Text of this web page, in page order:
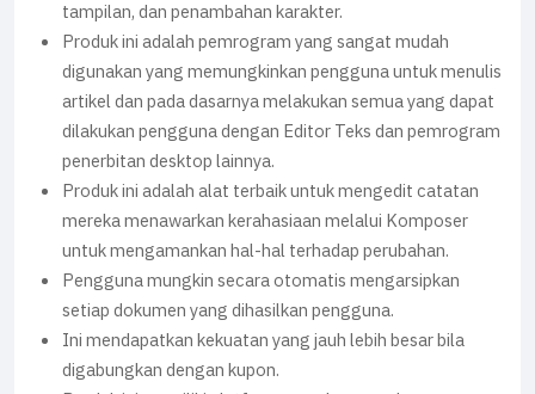
tampilan, dan penambahan karakter.
Produk ini adalah pemrogram yang sangat mudah
digunakan yang memungkinkan pengguna untuk menulis
artikel dan pada dasarnya melakukan semua yang dapat
dilakukan pengguna dengan Editor Teks dan pemrogram
penerbitan desktop lainnya.
Produk ini adalah alat terbaik untuk mengedit catatan
mereka menawarkan kerahasiaan melalui Komposer
untuk mengamankan hal-hal terhadap perubahan.
Pengguna mungkin secara otomatis mengarsipkan
setiap dokumen yang dihasilkan pengguna.
Ini mendapatkan kekuatan yang jauh lebih besar bila
digabungkan dengan kupon.